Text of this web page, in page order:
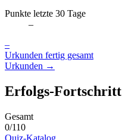
Punkte letzte 30 Tage
–
–
Urkunden fertig gesamt
Urkunden →
Erfolgs-Fortschritt
Gesamt
0/110
Quiz-Katalog